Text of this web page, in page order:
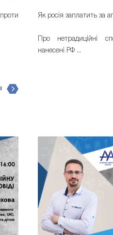
Як росія заплатить за
Про нетрадиційні
нанесені РФ ...